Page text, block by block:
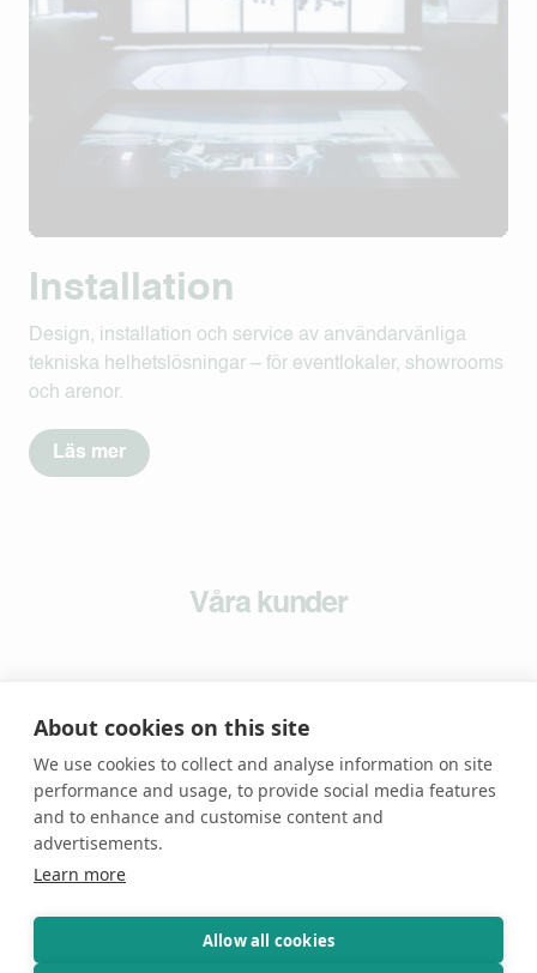
Installation
Design, installation och service av användarvänliga
tekniska helhetslösningar – för eventlokaler, showrooms
och arenor.
Läs mer
Våra kunder
Nyheter &Artiklar
About cookies on this site
We use cookies to collect and analyse information on site
performance and usage, to provide social media features
and to enhance and customise content and
advertisements.
Learn more
Allow all cookies